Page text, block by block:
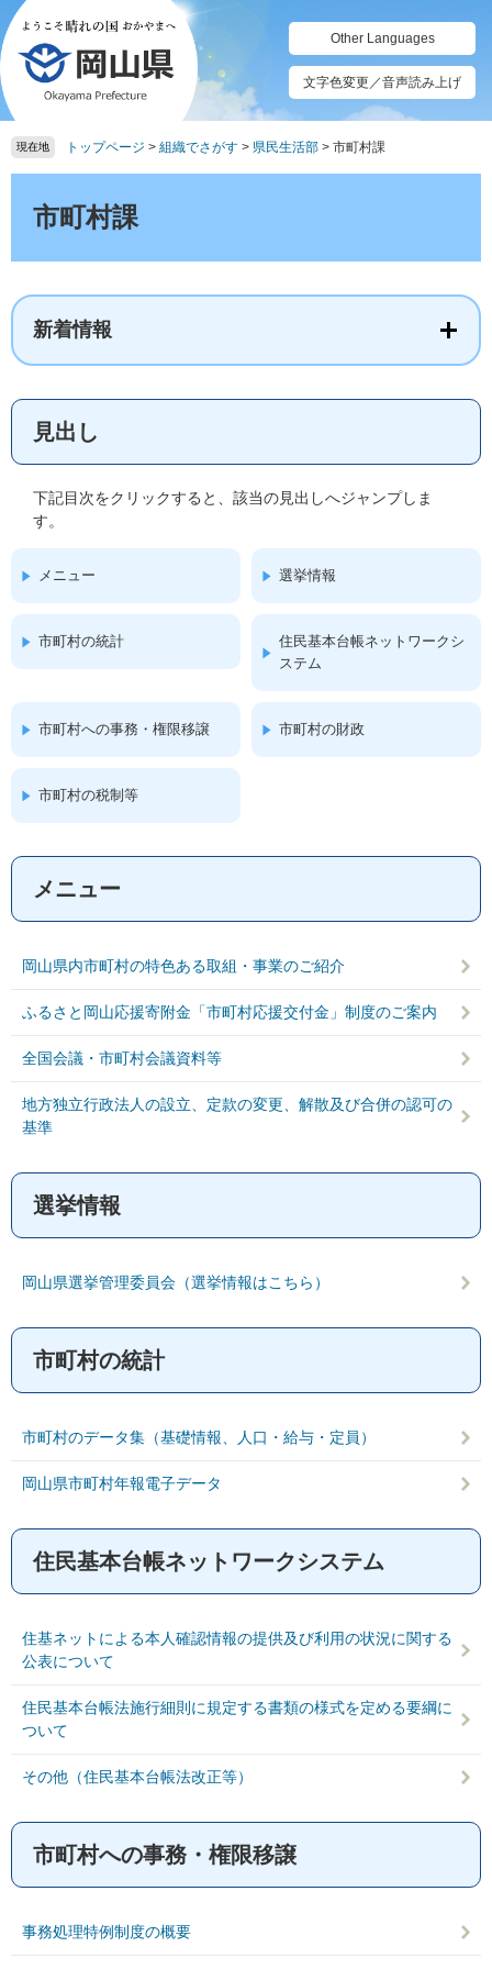
ペ
ー
ジ
の
先
頭
す。
メ
ニ
ュ
ー
を
飛
し
へ
Other Languages
文字色変更／音声読み上げ
現在地 トップページ > 組織でさがす > 県民生活部 > 市町村課
市町村課
新着情報
見出し
下記目次をクリックすると、該当の見出しへジャンプしま
す。
メニュー 選挙情報
市町村の統計
住民基本台帳ネットワークシ
ステム
市町村への事務・権限移譲 市町村の財政
市町村の税制等
メニュー
岡山県内市町村の特色ある取組・事業のご紹介
ふるさと岡山応援寄附金「市町村応援交付金」制度のご案内
全国会議・市町村会議資料等
地方独立行政法人の設立、定款の変更、解散及び合併の認可の
基準
選挙情報
岡山県選挙管理委員会（選挙情報はこちら）
市町村の統計
市町村のデータ集（基礎情報、人口・給与・定員）
岡山県市町村年報電子データ
住民基本台帳ネットワークシステム
住基ネットによる本人確認情報の提供及び利用の状況に関する
公表について
住民基本台帳法施行細則に規定する書類の様式を定める要綱に
ついて
その他（住民基本台帳法改正等）
市町村への事務・権限移譲
事務処理特例制度の概要